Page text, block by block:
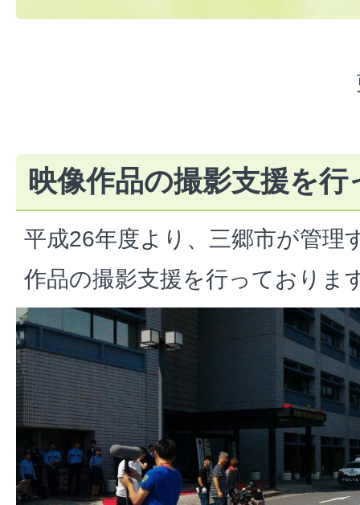
映像作品の撮影支援を
平成26年度より、三郷市が管理
作品の撮影支援を行っておりま